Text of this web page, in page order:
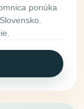
ponúka